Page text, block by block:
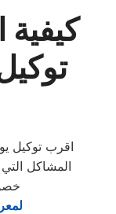
اقرب توكيل
المشاكل